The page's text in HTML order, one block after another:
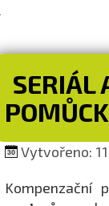
SERIÁL
Vytvořeno: